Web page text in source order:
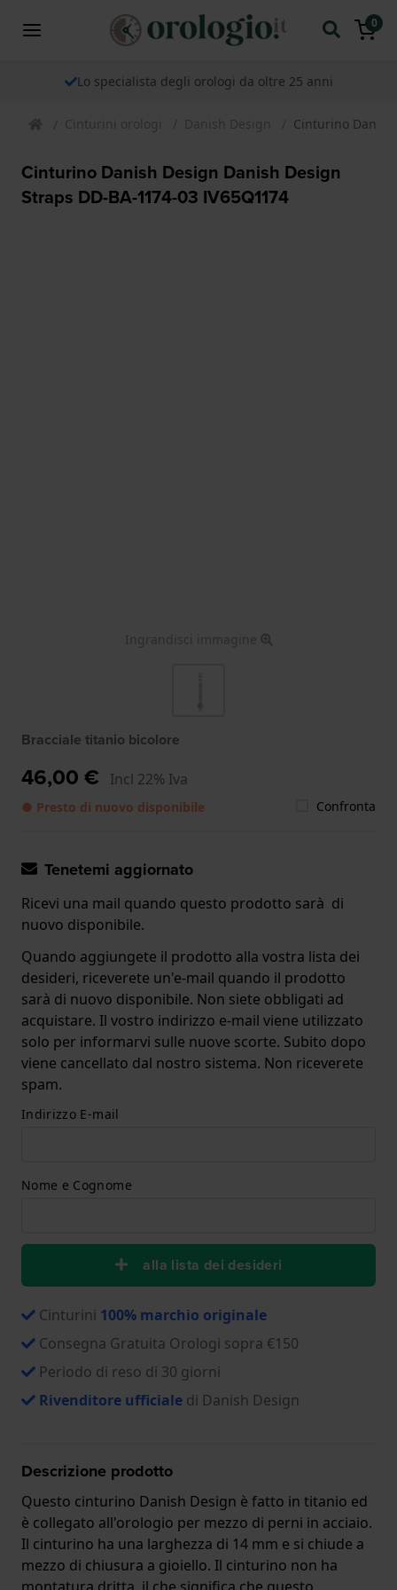
0
Lo specialista degli orologi da oltre 25 anni
Cinturini orologi Danish Design Cinturino Danish
Cinturino Danish Design Danish Design
Straps DD-BA-1174-03 IV65Q1174
Ingrandisci immagine
Bracciale titanio bicolore
46,00 € Incl 22% Iva
● Presto di nuovo disponibile Confronta
Tenetemi aggiornato
Ricevi una mail quando questo prodotto sarà di
nuovo disponibile.
Quando aggiungete il prodotto alla vostra lista dei
desideri, riceverete un'e-mail quando il prodotto
sarà di nuovo disponibile. Non siete obbligati ad
acquistare. Il vostro indirizzo e-mail viene utilizzato
solo per informarvi sulle nuove scorte. Subito dopo
viene cancellato dal nostro sistema. Non riceverete
spam.
Indirizzo E-mail
Nome e Cognome
alla lista dei desideri
Cinturini 100% marchio originale
Consegna Gratuita Orologi sopra €150
Periodo di reso di 30 giorni
Rivenditore ufficiale di Danish Design
Descrizione prodotto
Questo cinturino Danish Design è fatto in titanio ed
è collegato all'orologio per mezzo di perni in acciaio.
Il cinturino ha una larghezza di 14 mm e si chiude a
mezzo di chiusura a gioiello. Il cinturino non ha